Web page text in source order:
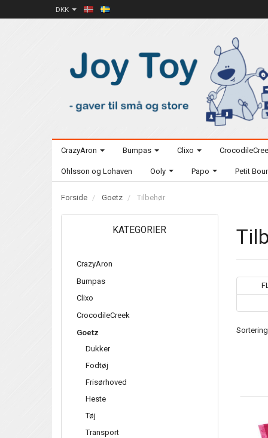
DKK
CrazyAron Bumpas Clixo
Ohlsson og Lohaven Ooly Papo Petit
Forside Goetz Tilbehør
KATEGORIER
CrazyAron
Bumpas
Clixo
CrocodileCreek
Goetz
Dukker
Fodtøj
Frisørhoved
Heste
Tøj
Transport